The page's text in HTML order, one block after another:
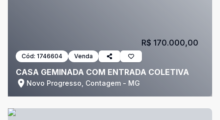
Cód: 1746604 Venda
CASA GEMINADA COM ENTRADA COLETIVA
Novo Progresso, Contagem - MG
R$ 170.000,00